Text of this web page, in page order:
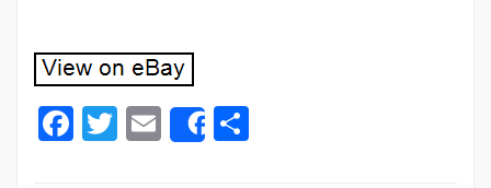
Facebook
Twitter
Email
Share